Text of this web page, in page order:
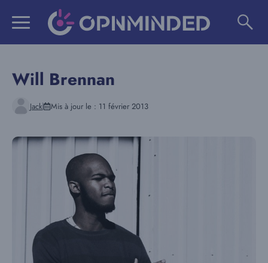
Will Brennan
Jack Mis à jour le : 11 février 2013